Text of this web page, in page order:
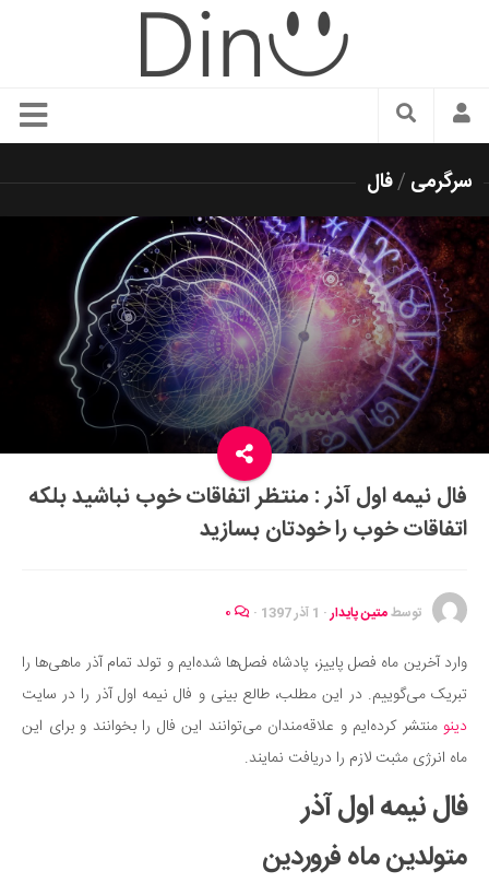
سبک زندگی
زیبایی و آرایش
شیک پوشی
دکوراسیون و چیدمان
غذا
رستوران گردی
آشپزی
سفر و گردشگری
ایران گردی
جهان گردی
موفقیت و مهارت‌های فردی
سلامت
تغذیه سالم
بهداشت
بیماری و درمان
کودک و مادر
ورزش و تندرستی
روانشناسی
سرگرمی /فال
فال نیمه اول آذر : منتظر اتفاقات خوب نباشید بلکه
اتفاقات خوب را خودتان بسازید
توسطمتین پایدار· 1 آذر 1397 ·
وارد آخرین ماه فصل پاییز، پادشاه فصل‌ها شده‌ایم و تولد تمام آذر ماهی‌ها را
تبریک می‌گوییم. در این مطلب، طالع بینی و فال نیمه اول آذر را در سایت
دینو منتشر کرده‌ایم و علاقه‌مندان می‌توانند این فال را بخوانند و برای این
ماه انرژی مثبت لازم را دریافت نمایند.
فال نیمه اول آذر
متولدین ماه فروردین